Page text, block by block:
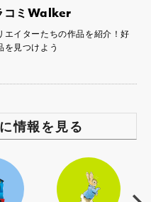
コミWalker
エイターたちの作品を紹介！好
を見つけよう
情報を見る